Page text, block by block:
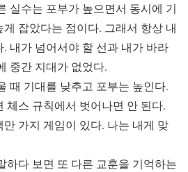
실수는 포부가 높으면서 동시에 기
잡았다는 점이다. 그래서 항상 내
내가 넘어서야 할 선과 내가 바라
중간 지대가 없었다.
때 기대를 낮추고 포부는 높인다.
체스 규칙에서 벗어나면 안 된다.
가지 게임이 있다. 나는 내게 맞
하다 보면 또 다른 교훈을 기억하는